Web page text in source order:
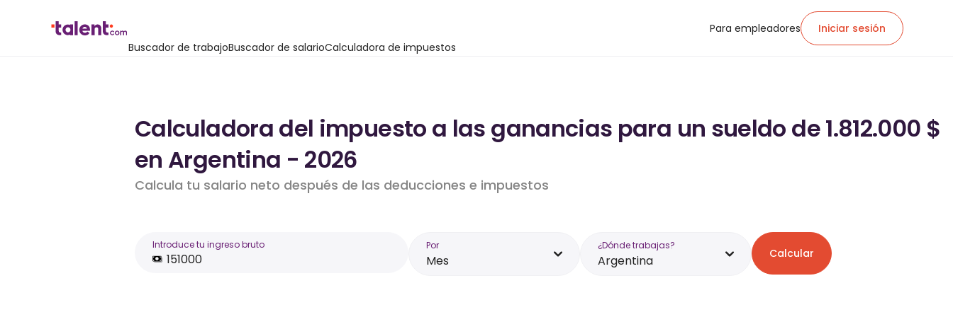
Buscador de trabajoBuscador de salarioCalculadora de impuestos
Para empleadores Iniciar sesión
Calculadora del impuesto a las ganancias para un sueldo de 1.812.000 $
en Argentina - 2026
Calcula tu salario neto después de las deducciones e impuestos
Introduce tu ingreso bruto Por
Mes
¿Dónde trabajas?
Argentina Calcular